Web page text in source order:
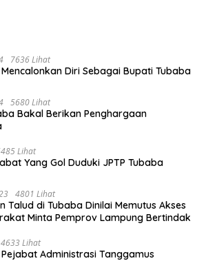
7636 Lihat
Diri Sebagai Bupati Tubaba
5680 Lihat
Bakal Berikan Penghargaan
Lihat
Yang Gol Duduki JPTP Tubaba
4801 Lihat
Talud di Tubaba Dinilai Memutus Akses
Minta Pemprov Lampung Bertindak
4633 Lihat
Administrasi Tanggamus